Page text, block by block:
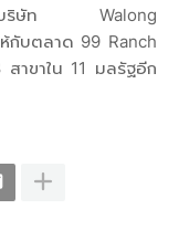
หารบริษัท Walong
ห้กับตลาด 99 Ranch
สาขาใน 11 มลรัฐอีก